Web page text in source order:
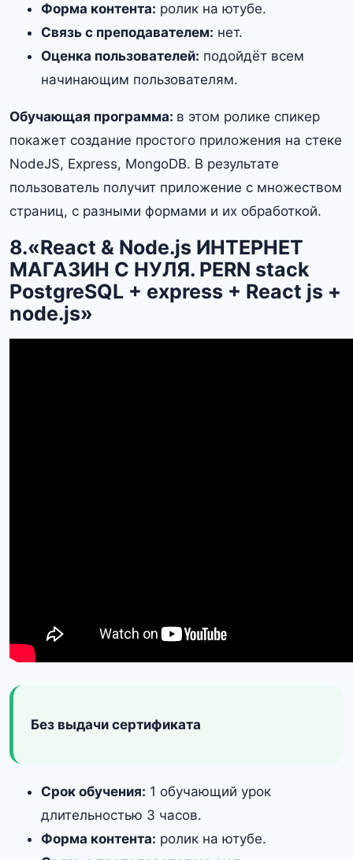
Форма контента: ролик на ютубе.
Связь с преподавателем: нет.
Оценка пользователей: подойдёт всем
начинающим пользователям.
Обучающая программа: в этом ролике спикер
покажет создание простого приложения на стеке
NodeJS, Express, MongoDB. В результате
пользователь получит приложение с множеством
страниц, с разными формами и их обработкой.
8.«React & Node.js ИНТЕРНЕТ
МАГАЗИН С НУЛЯ. PERN stack
PostgreSQL + express + React js +
node.js»
Без выдачи сертификата
Срок обучения: 1 обучающий урок
длительностью 3 часов.
Форма контента: ролик на ютубе.